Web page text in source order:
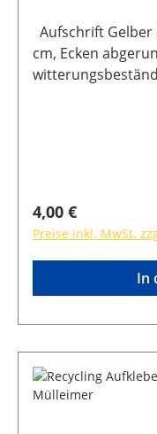
cm, Ecken
Regulärer Preis:
4,00 €
Preise inkl. MwSt.
In